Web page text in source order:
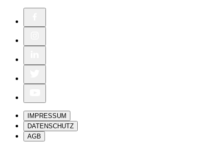
IMPRESSUM
DATENSCHUTZ
AGB